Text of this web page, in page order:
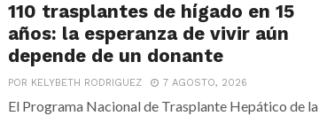
110 trasplantes de hígado en 15
años: la esperanza de vivir aún
depende de un donante
POR KELYBETH RODRIGUEZ 7 AGOSTO, 2026
El Programa Nacional de Trasplante Hepático de la